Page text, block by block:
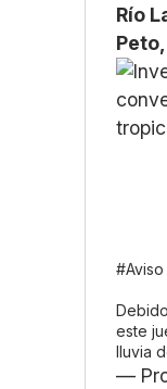
Río
#Aviso
este
lluvia
—